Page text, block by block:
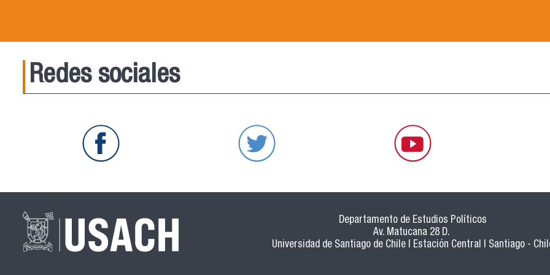
Redes sociales
Departamento de Estudios Políticos
Av. Matucana 28 D.
Universidad de Santiago de Chile | Estación Central | Santiago -